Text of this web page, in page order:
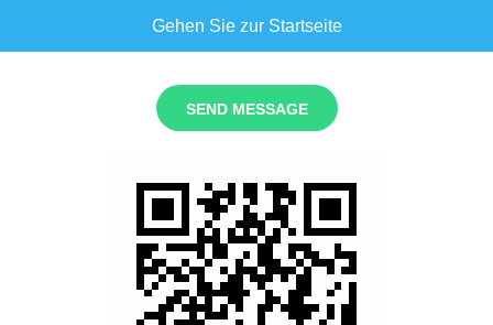
Gehen Sie zur Startseite
SEND MESSAGE